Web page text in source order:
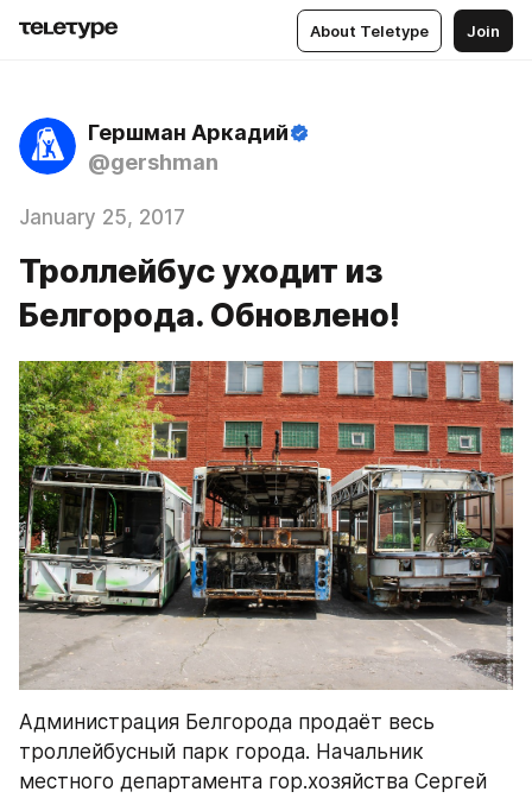
About Teletype Join
Гершман Аркадий
@gershman
January 25, 2017
Троллейбус уходит из
Белгорода. Обновлено!
Администрация Белгорода продаёт весь
троллейбусный парк города. Начальник
местного департамента гор.хозяйства Сергей